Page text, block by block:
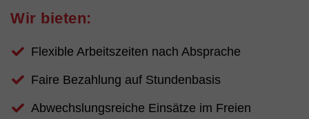
Wir bieten:
Flexible Arbeitszeiten nach Absprache
Faire Bezahlung auf Stundenbasis
Abwechslungsreiche Einsätze im Freien